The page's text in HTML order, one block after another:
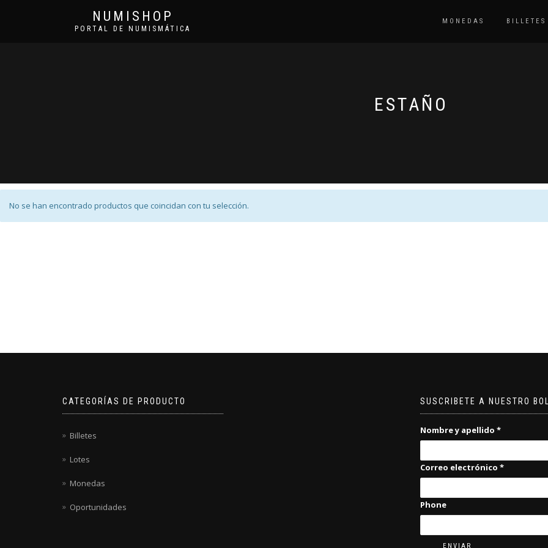
NUMISHOP
PORTAL DE NUMISMÁTICA
MONEDAS BILLETES
ESTAÑO
No se han encontrado productos que coincidan con tu selección.
CATEGORÍAS DE PRODUCTO
Billetes
Lotes
Monedas
Oportunidades
SUSCRIBETE A NUESTRO
Nombre y apellido *
Correo electrónico *
Phone
ENVIAR